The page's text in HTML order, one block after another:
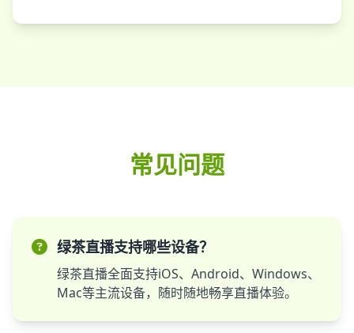
常见问题
绿茶直播支持哪些设备？
绿茶直播全面支持iOS、Android、Windows、
Mac等主流设备，随时随地畅享直播体验。